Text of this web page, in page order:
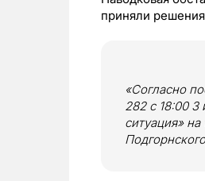
приняли
«Согласно
282 с 18:00
ситуация»